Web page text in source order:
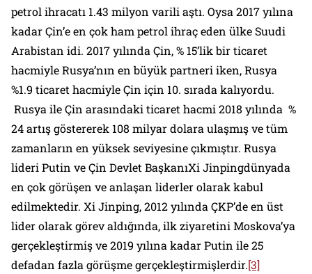
petrol ihracatı 1.43 milyon varili aştı. Oysa 2017 yılına
kadar Çin’e en çok ham petrol ihraç eden ülke Suudi
Arabistan idi. 2017 yılında Çin, % 15’lik bir ticaret
hacmiyle Rusya’nın en büyük partneri iken, Rusya
%1.9 ticaret hacmiyle Çin için 10. sırada kalıyordu.
Rusya ile Çin arasındaki ticaret hacmi 2018 yılında %
24 artış göstererek 108 milyar dolara ulaşmış ve tüm
zamanların en yüksek seviyesine çıkmıştır. Rusya
lideri Putin ve Çin Devlet BaşkanıXi Jinpingdünyada
en çok görüşen ve anlaşan liderler olarak kabul
edilmektedir. Xi Jinping, 2012 yılında ÇKP’de en üst
lider olarak görev aldığında, ilk ziyaretini Moskova’ya
gerçekleştirmiş ve 2019 yılına kadar Putin ile 25
defadan fazla görüşme gerçekleştirmişlerdir.[3]